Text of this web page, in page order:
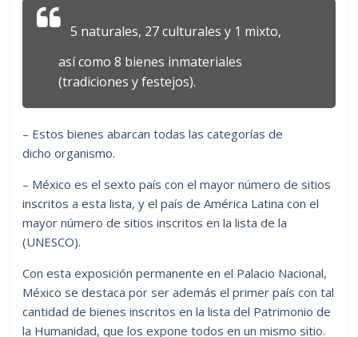
5 naturales, 27 culturales y 1 mixto,
así como 8 bienes inmateriales
(tradiciones y festejos).
– Estos bienes abarcan todas las categorías de
dicho organismo.
– México es el sexto país con el mayor número de sitios
inscritos a esta lista, y el país de América Latina con el
mayor número de sitios inscritos en la lista de la
(UNESCO).
Con esta exposición permanente en el Palacio Nacional,
México se destaca por ser además el primer país con tal
cantidad de bienes inscritos en la lista del Patrimonio de
la Humanidad, que los expone todos en un mismo sitio.